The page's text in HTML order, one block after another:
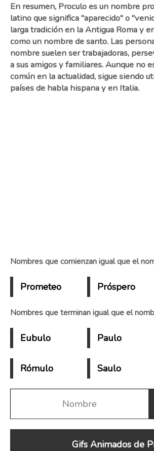
En resumen, Proculo es un nombre
latino que significa "aparecido" o
larga tradición en la Antigua Roma y
como un nombre de santo. Las
nombre suelen ser trabajadoras,
a sus amigos y familiares. Aunque no
común en la actualidad, sigue siendo
países de habla hispana y en Italia.
Nombres que comienzan igual que el
Prometeo Próspero
Nombres que terminan igual que el
Eubulo Paulo
Rómulo Saulo
Gifs Animados de